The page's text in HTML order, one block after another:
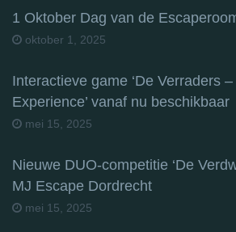
1 Oktober Dag van de
oktober 1, 2025
Interactieve game ‘De Verraders
Experience’ vanaf nu beschikbaar
mei 15, 2025
Nieuwe DUO-competitie ‘De
MJ Escape Dordrecht
mei 15, 2025